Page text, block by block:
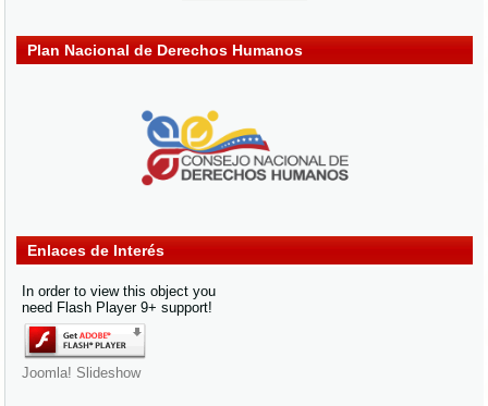
Plan Nacional de Derechos Humanos
Enlaces de Interés
In order to view this object you
need Flash Player 9+ support!
Joomla! Slideshow